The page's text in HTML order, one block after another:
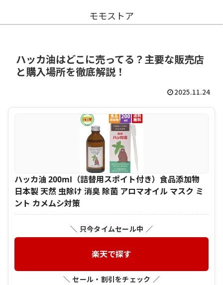
モモストア
ハッカ油はどこに売ってる？主要な販売店
と購入場所を徹底解説！
2025.11.24
ハッカ油 200ml（詰替用スポイト付き）食品添加物
日本製 天然 虫除け 消臭 除菌 アロマオイル マスク ミ
ント カメムシ対策
＼ 只今タイムセール中 ／
楽天で探す
＼ セール・割引をチェック ／